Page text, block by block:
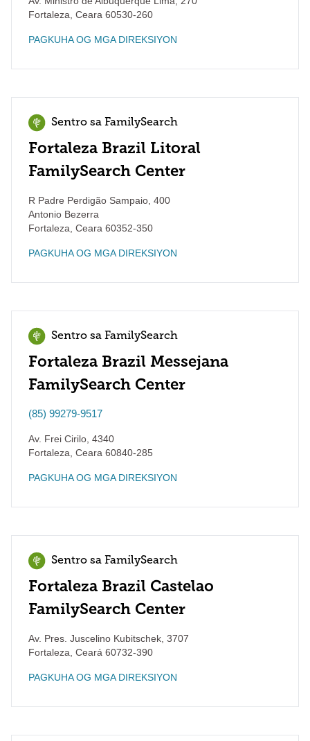
Fortaleza Ceara 60530-260
PAGKUHA OG MGA DIREKSIYON
Sentro sa FamilySearch
Fortaleza Brazil Litoral
FamilySearch Center
R Padre Perdigão Sampaio, 400
Antonio Bezerra
Fortaleza Ceara 60352-350
PAGKUHA OG MGA DIREKSIYON
Sentro sa FamilySearch
Fortaleza Brazil Messejana
FamilySearch Center
(85) 99279-9517
Av. Frei Cirilo, 4340
Fortaleza Ceara 60840-285
PAGKUHA OG MGA DIREKSIYON
Sentro sa FamilySearch
Fortaleza Brazil Castelao
FamilySearch Center
Av. Pres. Juscelino Kubitschek, 3707
Fortaleza Ceará 60732-390
PAGKUHA OG MGA DIREKSIYON